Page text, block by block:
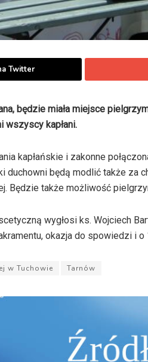
Twitter
będzie miała miejsce
wszyscy kapłani.
kapłańskie i zakonne
będą modlić także za
Będzie także możliwość
wygłosi ks. Wojciech
okazja do spowiedzi i o
w Tuchowie Tarnów